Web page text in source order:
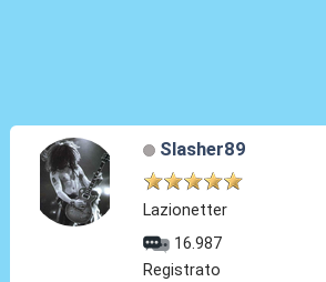
Slasher89
Lazionetter
16.987
Registrato